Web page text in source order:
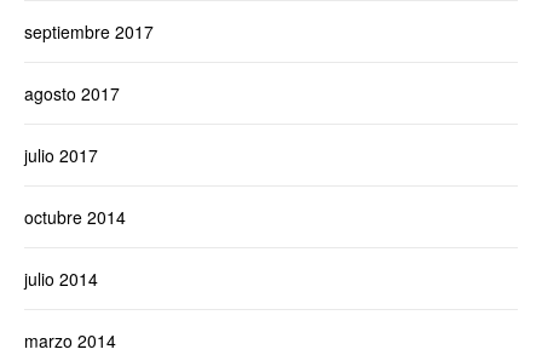
septiembre 2017
agosto 2017
julio 2017
octubre 2014
julio 2014
marzo 2014